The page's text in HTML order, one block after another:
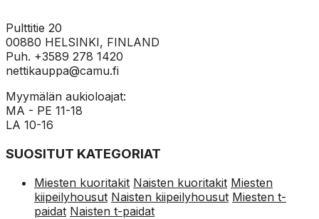
Pulttitie 20
00880 HELSINKI, FINLAND
Puh. +3589 278 1420
nettikauppa@camu.fi
Myymälän aukioloajat:
MA - PE 11-18
LA 10-16
SUOSITUT KATEGORIAT
Miesten kuoritakit Naisten kuoritakit Miesten
kiipeilyhousut Naisten kiipeilyhousut Miesten t-
paidat Naisten t-paidat